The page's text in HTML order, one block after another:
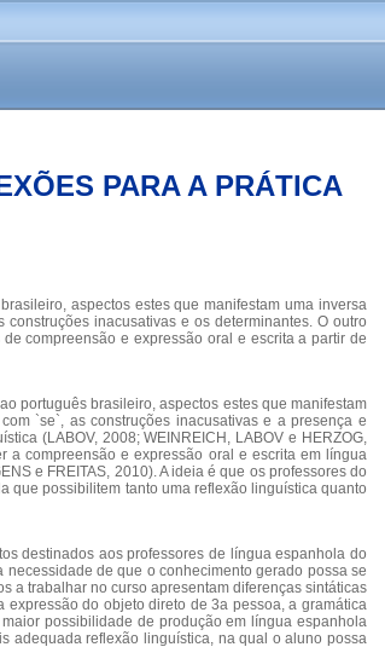
PARA A PRÁTICA
aspectos estes que manifestam uma inversa
inacusativas e os determinantes. O outro
compreensão e expressão oral e escrita a partir de
português brasileiro, aspectos estes que manifestam
`se`, as construções inacusativas e a presença e
(LABOV, 2008; WEINREICH, LABOV e HERZOG,
a compreensão e expressão oral e escrita em língua
e FREITAS, 2010). A ideia é que os professores do
que possibilitem tanto uma reflexão linguística quanto
destinados aos professores de língua espanhola do
de que o conhecimento gerado possa se
a trabalhar no curso apresentam diferenças sintáticas
do objeto direto de 3a pessoa, a gramática
possibilidade de produção em língua espanhola
adequada reflexão linguística, na qual o aluno possa